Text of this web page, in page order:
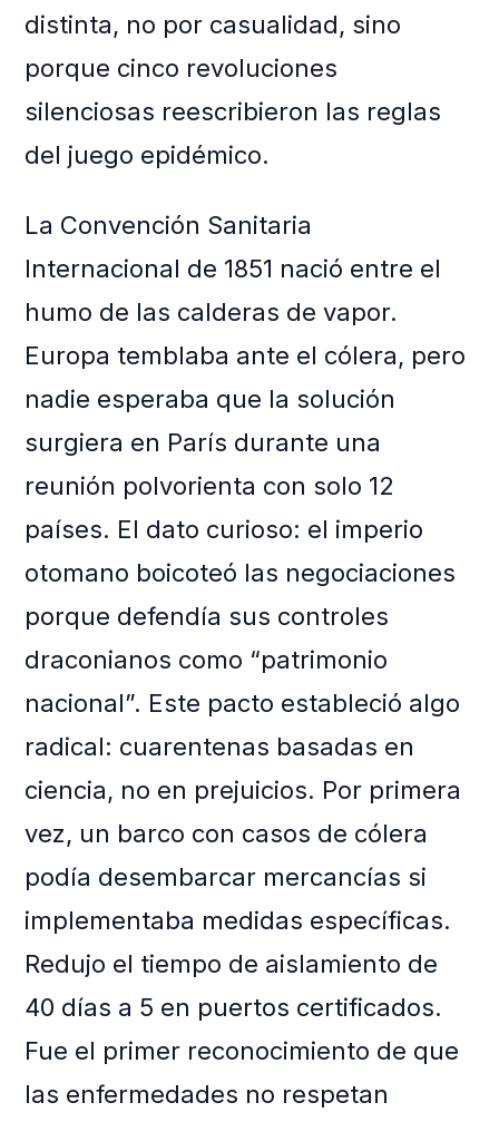
distinta, no por casualidad, sino
porque cinco revoluciones
silenciosas reescribieron las reglas
del juego epidémico.
La Convención Sanitaria
Internacional de 1851 nació entre el
humo de las calderas de vapor.
Europa temblaba ante el cólera, pero
nadie esperaba que la solución
surgiera en París durante una
reunión polvorienta con solo 12
países. El dato curioso: el imperio
otomano boicoteó las negociaciones
porque defendía sus controles
draconianos como “patrimonio
nacional”. Este pacto estableció algo
radical: cuarentenas basadas en
ciencia, no en prejuicios. Por primera
vez, un barco con casos de cólera
podía desembarcar mercancías si
implementaba medidas específicas.
Redujo el tiempo de aislamiento de
40 días a 5 en puertos certificados.
Fue el primer reconocimiento de que
las enfermedades no respetan